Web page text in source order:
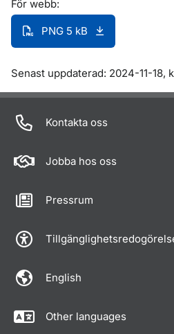
För webb:
PNG 5 kB
Om sidan
Senast uppdaterad: 2024-11-18,
Kontakta oss
Jobba hos oss
Pressrum
English
Other languages